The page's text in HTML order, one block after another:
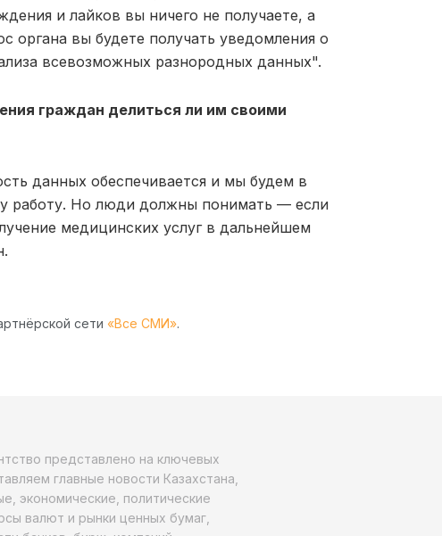
и лайков вы ничего не получаете, а
органа вы будете получать уведомления о
всевозможных разнородных данных".
граждан делиться ли им своими
данных обеспечивается и мы будем в
работу. Но люди должны понимать — если
медицинских услуг в дальнейшем
сети «Все СМИ».
представлено на ключевых
главные новости Казахстана,
экономические, политические
валют и рынки ценных бумаг,